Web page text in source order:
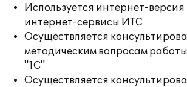
Используется интернет-
интернет-сервисы ИТС
Осуществляется
методическим вопросам
"1С"
Осуществляется